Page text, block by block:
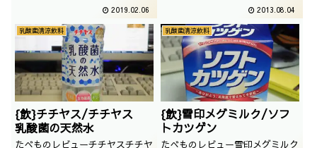
2019.02.06
発した飲料がありますが。これ
は、その前のお話です。ダイドー
ドリンコとチチヤスの共同開発で
うまれた乳酸飲料。昔のサラネフ
ォルダから発掘されたので、この
機会に紹介します。
2013.08.04
乳酸菌清涼飲料
{飲}チチヤス/チチヤス
乳酸菌の天然水
たべものレビューチチヤスチチヤ
乳酸菌清涼飲料
{飲}雪印メグミルク/ソフ
トカツゲン
たべものレビュー雪印メグミルク